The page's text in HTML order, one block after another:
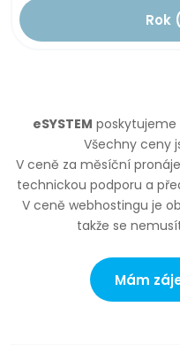
Rok
eSYSTEM
Všechny ceny
V ceně za měsíční
technickou podporu a
V ceně webhostingu je
takže se
Mám